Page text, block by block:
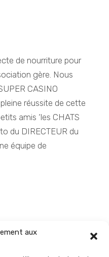
aux
de nourriture pour
gère. Nous
CASINO
réussite de cette
amis ‘les CHATS
du DIRECTEUR du
équipe de